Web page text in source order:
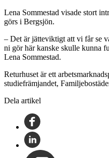
Lena Sommestad visade stort
görs i Bergsjön.
– Det är jätteviktigt att vi får se
ni gör här kanske skulle kunna
Lena Sommestad.
Returhuset är ett
studiefrämjandet,
Dela artikel